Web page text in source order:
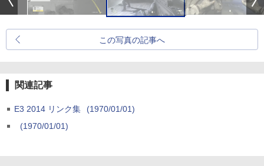
この写真の記事へ
関連記事
E3 2014 リンク集
(1970/01/01)
(1970/01/01)